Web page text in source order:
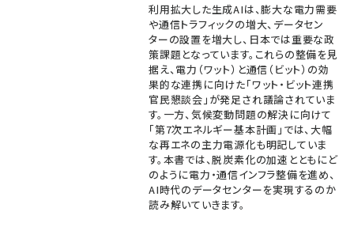
利用拡大した生成AIは、膨大な電力需要
や通信トラフィックの増大、データセン
ターの設置を増大し、日本では重要な政
策課題となっています。これらの整備を見
据え、電力（ワット）と通信（ビット）の効
果的な連携に向けた「ワット・ビット連携
官民懇談会」が発足され議論されていま
す。一方、気候変動問題の解決に向けて
「第7次エネルギー基本計画」では、大幅
な再エネの主力電源化も明記していま
す。本書では、脱炭素化の加速とともにど
のように電力・通信インフラ整備を進め、
AI時代のデータセンターを実現するのか
読み解いていきます。